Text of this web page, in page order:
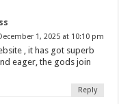
1, 2025 at 10:10 pm
, it has got superb
eager, the gods join
Reply